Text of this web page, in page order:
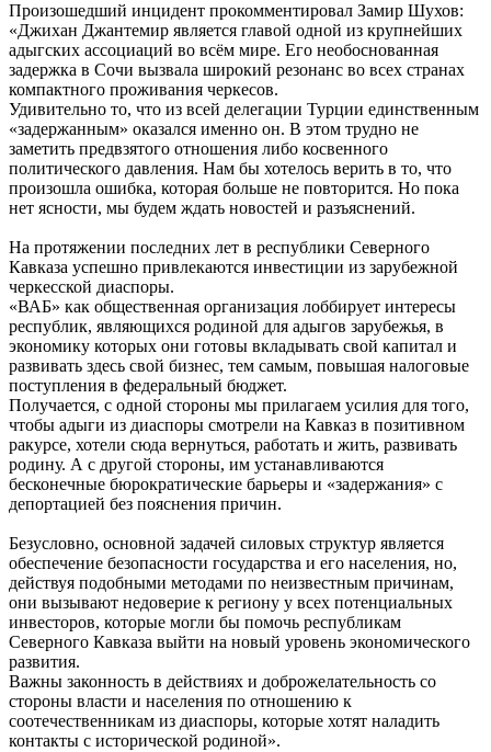
Произошедший инцидент прокомментировал Замир Шухов:
«Джихан Джантемир является главой одной из крупнейших
адыгских ассоциаций во всём мире. Его необоснованная
задержка в Сочи вызвала широкий резонанс во всех странах
компактного проживания черкесов.
Удивительно то, что из всей делегации Турции единственным
«задержанным» оказался именно он. В этом трудно не
заметить предвзятого отношения либо косвенного
политического давления. Нам бы хотелось верить в то, что
произошла ошибка, которая больше не повторится. Но пока
нет ясности, мы будем ждать новостей и разъяснений.
На протяжении последних лет в республики Северного
Кавказа успешно привлекаются инвестиции из зарубежной
черкесской диаспоры.
«ВАБ» как общественная организация лоббирует интересы
республик, являющихся родиной для адыгов зарубежья, в
экономику которых они готовы вкладывать свой капитал и
развивать здесь свой бизнес, тем самым, повышая налоговые
поступления в федеральный бюджет.
Получается, с одной стороны мы прилагаем усилия для того,
чтобы адыги из диаспоры смотрели на Кавказ в позитивном
ракурсе, хотели сюда вернуться, работать и жить, развивать
родину. А с другой стороны, им устанавливаются
бесконечные бюрократические барьеры и «задержания» с
депортацией без пояснения причин.
Безусловно, основной задачей силовых структур является
обеспечение безопасности государства и его населения, но,
действуя подобными методами по неизвестным причинам,
они вызывают недоверие к региону у всех потенциальных
инвесторов, которые могли бы помочь республикам
Северного Кавказа выйти на новый уровень экономического
развития.
Важны законность в действиях и доброжелательность со
стороны власти и населения по отношению к
соотечественникам из диаспоры, которые хотят наладить
контакты с исторической родиной».